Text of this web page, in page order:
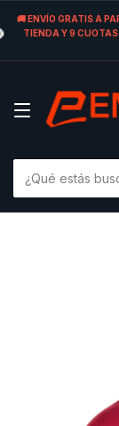
🚚 ENVÍO GRATIS A
TIENDA Y 9